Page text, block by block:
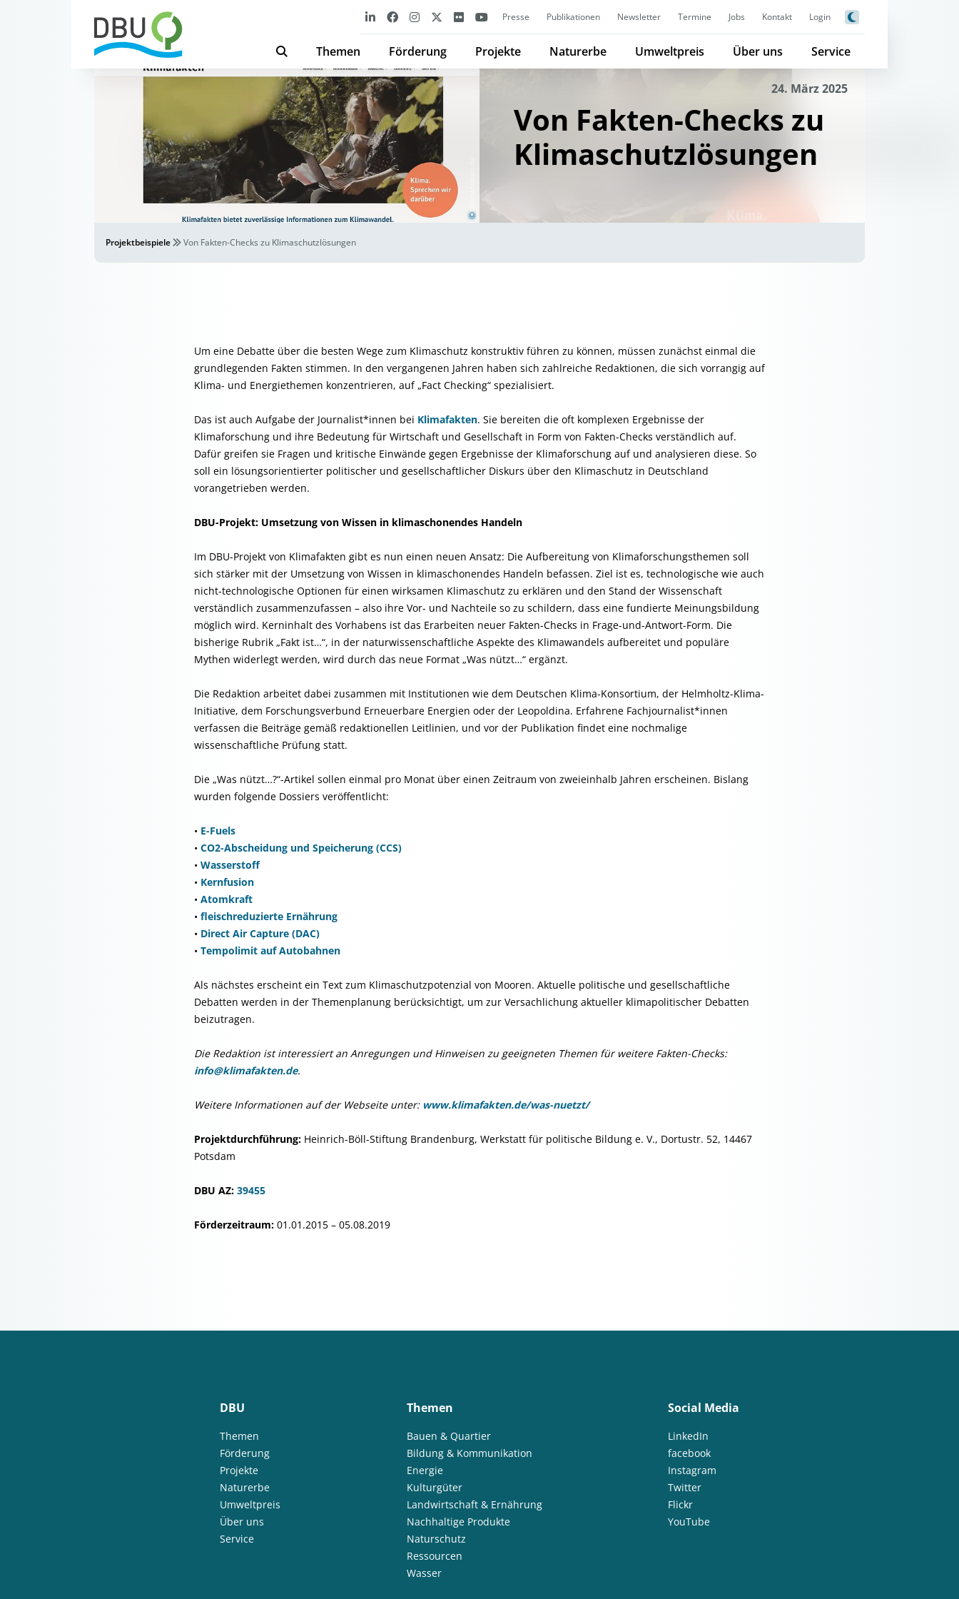
Presse Publikationen Newsletter Termine Jobs Kontakt Login
Themen Förderung Projekte Naturerbe Umweltpreis Über uns Service
©
24. März 2025
Von Fakten-Checks zu
Klimaschutzlösungen
Projektbeispiele Von Fakten-Checks zu Klimaschutzlösungen
Um eine Debatte über die besten Wege zum Klimaschutz konstruktiv führen zu können, müssen zunächst einmal die
grundlegenden Fakten stimmen. In den vergangenen Jahren haben sich zahlreiche Redaktionen, die sich vorrangig auf
Klima- und Energiethemen konzentrieren, auf „Fact Checking“ spezialisiert.
Das ist auch Aufgabe der Journalist*innen bei Klimafakten. Sie bereiten die oft komplexen Ergebnisse der
Klimaforschung und ihre Bedeutung für Wirtschaft und Gesellschaft in Form von Fakten-Checks verständlich auf.
Dafür greifen sie Fragen und kritische Einwände gegen Ergebnisse der Klimaforschung auf und analysieren diese. So
soll ein lösungsorientierter politischer und gesellschaftlicher Diskurs über den Klimaschutz in Deutschland
vorangetrieben werden.
DBU-Projekt: Umsetzung von Wissen in klimaschonendes Handeln
Im DBU-Projekt von Klimafakten gibt es nun einen neuen Ansatz: Die Aufbereitung von Klimaforschungsthemen soll
sich stärker mit der Umsetzung von Wissen in klimaschonendes Handeln befassen. Ziel ist es, technologische wie auch
nicht-technologische Optionen für einen wirksamen Klimaschutz zu erklären und den Stand der Wissenschaft
verständlich zusammenzufassen – also ihre Vor- und Nachteile so zu schildern, dass eine fundierte Meinungsbildung
möglich wird. Kerninhalt des Vorhabens ist das Erarbeiten neuer Fakten-Checks in Frage-und-Antwort-Form. Die
bisherige Rubrik „Fakt ist…“, in der naturwissenschaftliche Aspekte des Klimawandels aufbereitet und populäre
Mythen widerlegt werden, wird durch das neue Format „Was nützt…“ ergänzt.
Die Redaktion arbeitet dabei zusammen mit Institutionen wie dem Deutschen Klima-Konsortium, der Helmholtz-Klima-
Initiative, dem Forschungsverbund Erneuerbare Energien oder der Leopoldina. Erfahrene Fachjournalist*innen
verfassen die Beiträge gemäß redaktionellen Leitlinien, und vor der Publikation findet eine nochmalige
wissenschaftliche Prüfung statt.
Die „Was nützt…?“-Artikel sollen einmal pro Monat über einen Zeitraum von zweieinhalb Jahren erscheinen. Bislang
wurden folgende Dossiers veröffentlicht:
• E-Fuels
• CO2-Abscheidung und Speicherung (CCS)
• Wasserstoff
• Kernfusion
• Atomkraft
• fleischreduzierte Ernährung
• Direct Air Capture (DAC)
• Tempolimit auf Autobahnen
Als nächstes erscheint ein Text zum Klimaschutzpotenzial von Mooren. Aktuelle politische und gesellschaftliche
Debatten werden in der Themenplanung berücksichtigt, um zur Versachlichung aktueller klimapolitischer Debatten
beizutragen.
Die Redaktion ist interessiert an Anregungen und Hinweisen zu geeigneten Themen für weitere Fakten-Checks:
info@klimafakten.de.
Weitere Informationen auf der Webseite unter: www.klimafakten.de/was-nuetzt/
Projektdurchführung: Heinrich-Böll-Stiftung Brandenburg, Werkstatt für politische Bildung e. V., Dortustr. 52, 14467
Potsdam
DBU AZ: 39455
Förderzeitraum: 01.01.2015 – 05.08.2019
DBU
Themen
Förderung
Projekte
Naturerbe
Umweltpreis
Über uns
Service
Themen
Bauen & Quartier
Bildung & Kommunikation
Energie
Kulturgüter
Landwirtschaft & Ernährung
Nachhaltige Produkte
Naturschutz
Ressourcen
Wasser
Social Media
LinkedIn
facebook
Instagram
Twitter
Flickr
YouTube